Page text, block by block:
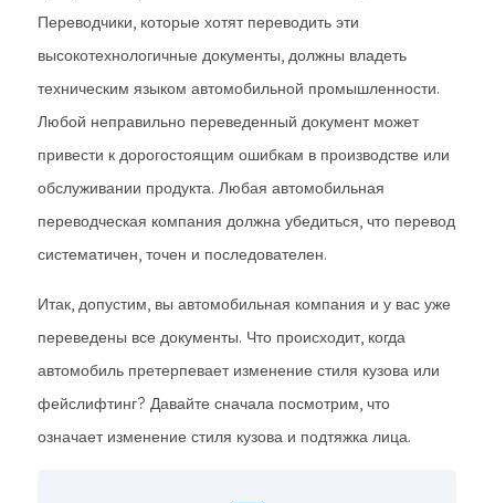
Переводчики, которые хотят переводить эти
высокотехнологичные документы, должны владеть
техническим языком автомобильной промышленности.
Любой неправильно переведенный документ может
привести к дорогостоящим ошибкам в производстве или
обслуживании продукта. Любая автомобильная
переводческая компания должна убедиться, что перевод
систематичен, точен и последователен.
Итак, допустим, вы автомобильная компания и у вас уже
переведены все документы. Что происходит, когда
автомобиль претерпевает изменение стиля кузова или
фейслифтинг? Давайте сначала посмотрим, что
означает изменение стиля кузова и подтяжка лица.